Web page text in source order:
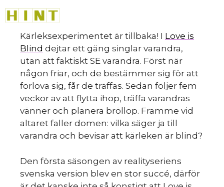
till
innehåll
Kärleksexperimentet är tillbaka! I Love is
Blind dejtar ett gäng singlar varandra,
utan att faktiskt SE varandra. Först när
någon friar, och de bestämmer sig för att
förlova sig, får de träffas. Sedan följer fem
veckor av att flytta ihop, träffa varandras
vänner och planera bröllop. Framme vid
altaret faller domen: vilka säger ja till
varandra och bevisar att kärleken är blind?
Den första säsongen av realityseriens
svenska version blev en stor succé, därför